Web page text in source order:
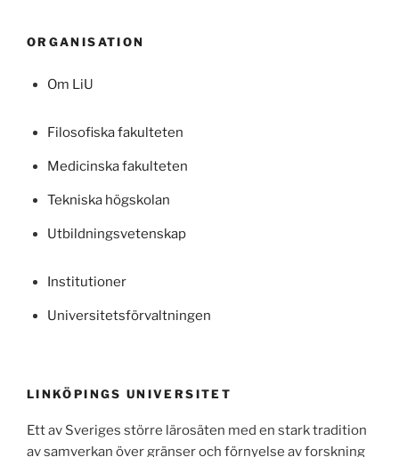
ORGANISATION
Om LiU
Filosofiska fakulteten
Medicinska fakulteten
Tekniska högskolan
Utbildningsvetenskap
Institutioner
Universitetsförvaltningen
LINKÖPINGS UNIVERSITET
Ett av Sveriges större lärosäten med en stark tradition
av samverkan över gränser och förnyelse av forskning